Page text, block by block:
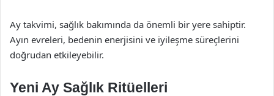
Ay takvimi, sağlık bakımında da önemli bir yere sahiptir.
Ayın evreleri, bedenin enerjisini ve iyileşme süreçlerini
doğrudan etkileyebilir.
Yeni Ay Sağlık Ritüelleri